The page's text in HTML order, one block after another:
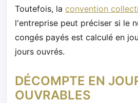
Toutefois, la convention
l'entreprise peut préciser si le
congés payés est calculé en
jours ouvrés.
DÉCOMPTE EN
OUVRABLES